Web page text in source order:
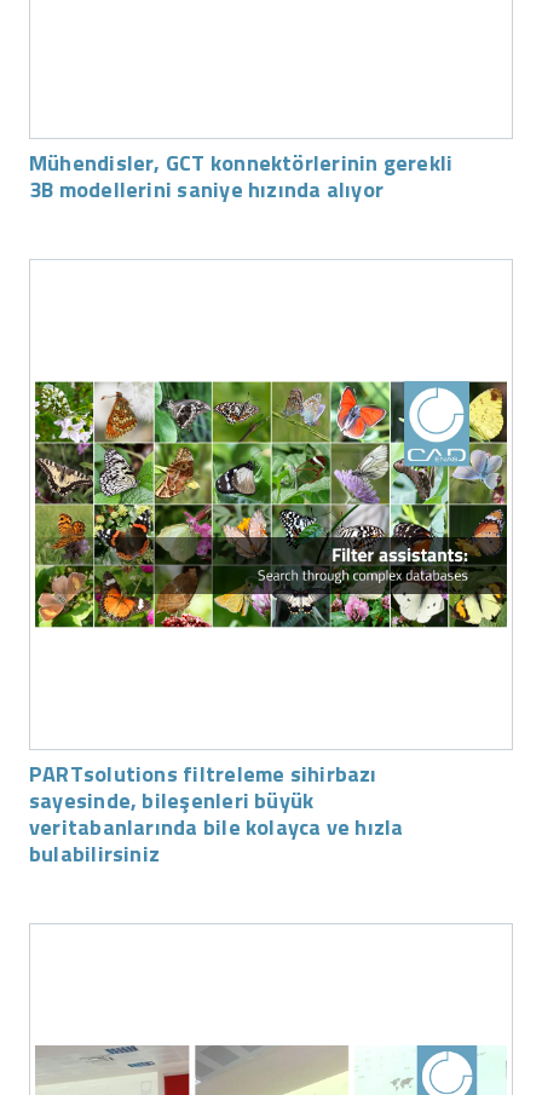
Mühendisler, GCT konnektörlerinin gerekli
3B modellerini saniye hızında alıyor
PARTsolutions filtreleme sihirbazı
sayesinde, bileşenleri büyük
veritabanlarında bile kolayca ve hızla
bulabilirsiniz